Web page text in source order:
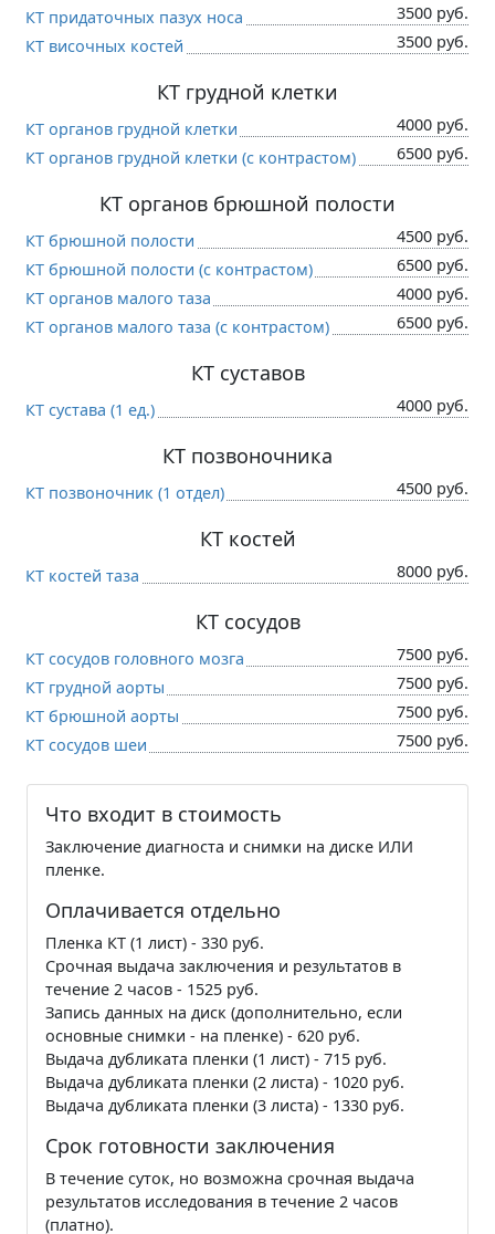
КТ придаточных пазух носа
3500 руб.
КТ височных костей
3500 руб.
КТ грудной клетки
КТ органов грудной клетки
4000 руб.
КТ органов грудной клетки (c контрастом)
6500 руб.
КТ органов брюшной полости
КТ брюшной полости
4500 руб.
КТ брюшной полости (c контрастом)
6500 руб.
КТ органов малого таза
4000 руб.
КТ органов малого таза (c контрастом)
6500 руб.
КТ суставов
КТ сустава (1 ед.) 4000 руб.
КТ позвоночника
КТ позвоночник (1 отдел) 4500 руб.
КТ костей
КТ костей таза 8000 руб.
КТ сосудов
КТ сосудов головного мозга
7500 руб.
КТ грудной аорты
7500 руб.
КТ брюшной аорты
7500 руб.
КТ сосудов шеи
7500 руб.
Что входит в стоимость
Заключение диагноста и снимки на диске ИЛИ
пленке.
Оплачивается отдельно
Пленка КТ (1 лист) - 330 руб.
Срочная выдача заключения и результатов в
течение 2 часов - 1525 руб.
Запись данных на диск (дополнительно, если
основные снимки - на пленке) - 620 руб.
Выдача дубликата пленки (1 лист) - 715 руб.
Выдача дубликата пленки (2 листа) - 1020 руб.
Выдача дубликата пленки (3 листа) - 1330 руб.
Срок готовности заключения
В течение суток, но возможна срочная выдача
результатов исследования в течение 2 часов
(платно).